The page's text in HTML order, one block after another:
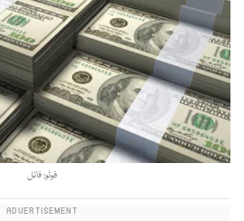
فوٹو: فائل